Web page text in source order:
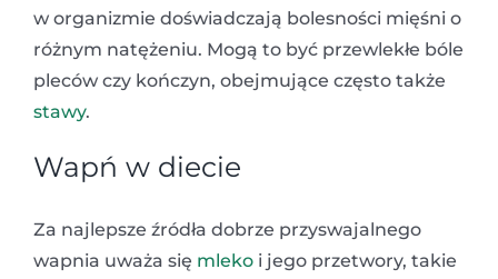
w organizmie doświadczają bolesności mięśni o
różnym natężeniu. Mogą to być przewlekłe bóle
pleców czy kończyn, obejmujące często także
stawy.
Wapń w diecie
Za najlepsze źródła dobrze przyswajalnego
wapnia uważa się mleko i jego przetwory, takie